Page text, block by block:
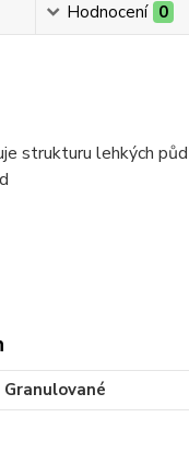
Hodnocení 0
strukturu lehkých půd
Granulované